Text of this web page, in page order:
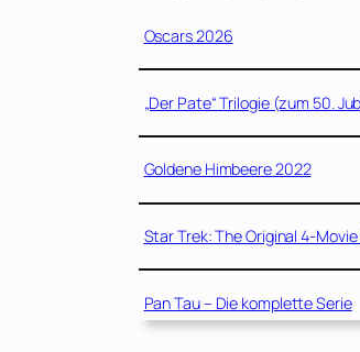
Oscars 2026
„Der Pate“ Trilogie (zum 50.
Goldene Himbeere 2022
Star Trek: The Original 4-
Pan Tau – Die komplette Serie